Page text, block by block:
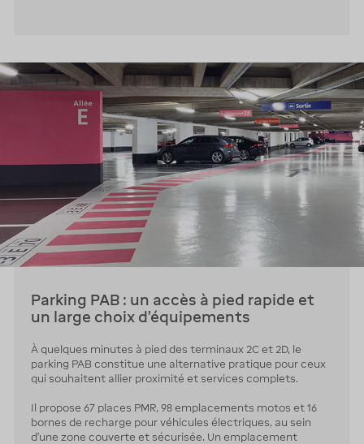
Parking PAB : un accès à pied rapide et
un large choix d’équipements
À quelques minutes à pied des terminaux 2C et 2D, le
parking PAB constitue une alternative pratique pour ceux
qui souhaitent allier proximité et services complets.
Il propose 67 places PMR, 98 emplacements motos et 16
bornes de recharge pour véhicules électriques, au sein
d’une zone couverte et sécurisée. Un emplacement